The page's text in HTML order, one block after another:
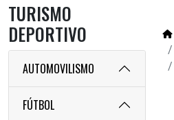
TURISMO
DEPORTIVO
AUTOMOVILISMO
FÚTBOL